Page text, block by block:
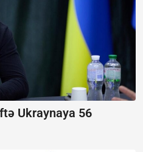
Ukraynaya 56